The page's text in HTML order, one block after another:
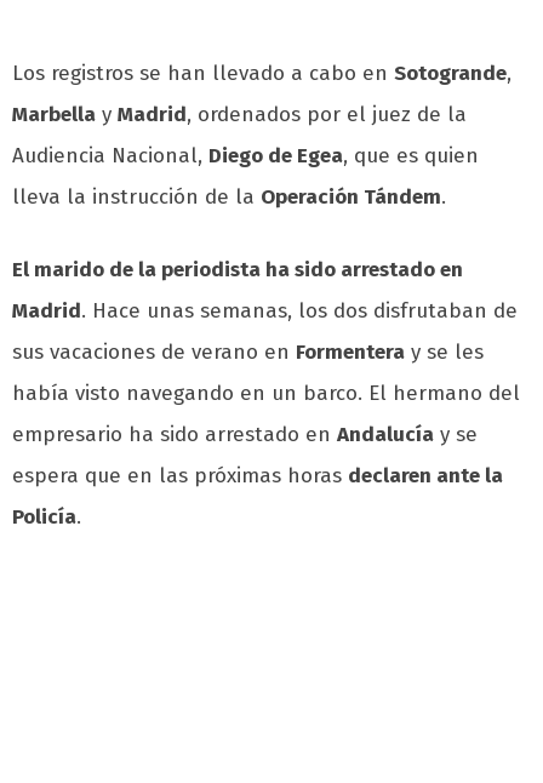
Los registros se han llevado a cabo en Sotogrande,
Marbella y Madrid, ordenados por el juez de la
Audiencia Nacional, Diego de Egea, que es quien
lleva la instrucción de la Operación Tándem.
El marido de la periodista ha sido arrestado en
Madrid. Hace unas semanas, los dos disfrutaban de
sus vacaciones de verano en Formentera y se les
había visto navegando en un barco. El hermano del
empresario ha sido arrestado en Andalucía y se
espera que en las próximas horas declaren ante la
Policía.